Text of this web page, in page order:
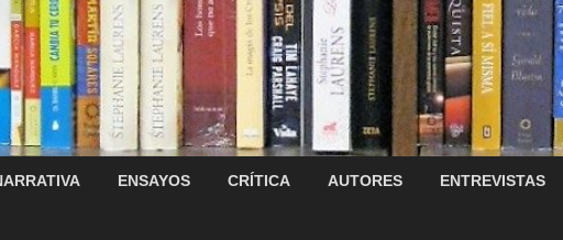
ENSAYOS CRÍTICA AUTORES ENTREVISTAS